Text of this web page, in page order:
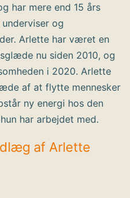
har mere end 15 års
og
Arlette har været en
nu siden 2010, og
i 2020. Arlette
af at flytte mennesker
ny energi hos den
har arbejdet med.
af Arlette